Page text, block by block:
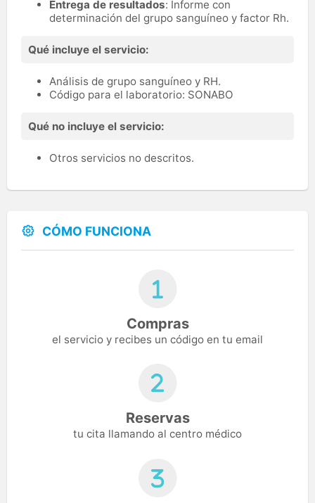
Entrega de resultados: Informe con
determinación del grupo sanguíneo y factor Rh.
Qué incluye el servicio:
Análisis de grupo sanguíneo y RH.
Código para el laboratorio: SONABO
Qué no incluye el servicio:
Otros servicios no descritos.
CÓMO FUNCIONA
Compras
el servicio y recibes un código en tu email
Reservas
tu cita llamando al centro médico